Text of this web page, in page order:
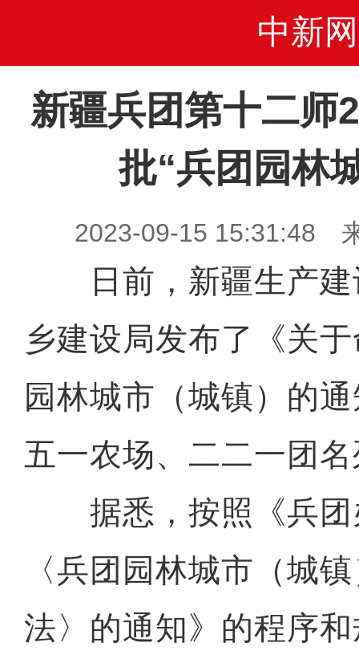
中新网
新疆兵团第十二师
批“兵团园林
2023-09-15 15:31:48
日前，新疆生产建
乡建设局发布了《关
园林城市（城镇）的
五一农场、二二一团
据悉，按照《兵团
〈兵团园林城市（城
法〉的通知》的程序